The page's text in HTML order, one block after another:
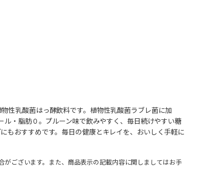
性乳酸菌はっ酵飲料です。植物性乳酸菌ラブレ菌に加
・脂肪０。プルーン味で飲みやすく、毎日続けやすい糖
もおすすめです。毎日の健康とキレイを、おいしく手軽に
ございます。また、商品表示の記載内容に関しましてはお手